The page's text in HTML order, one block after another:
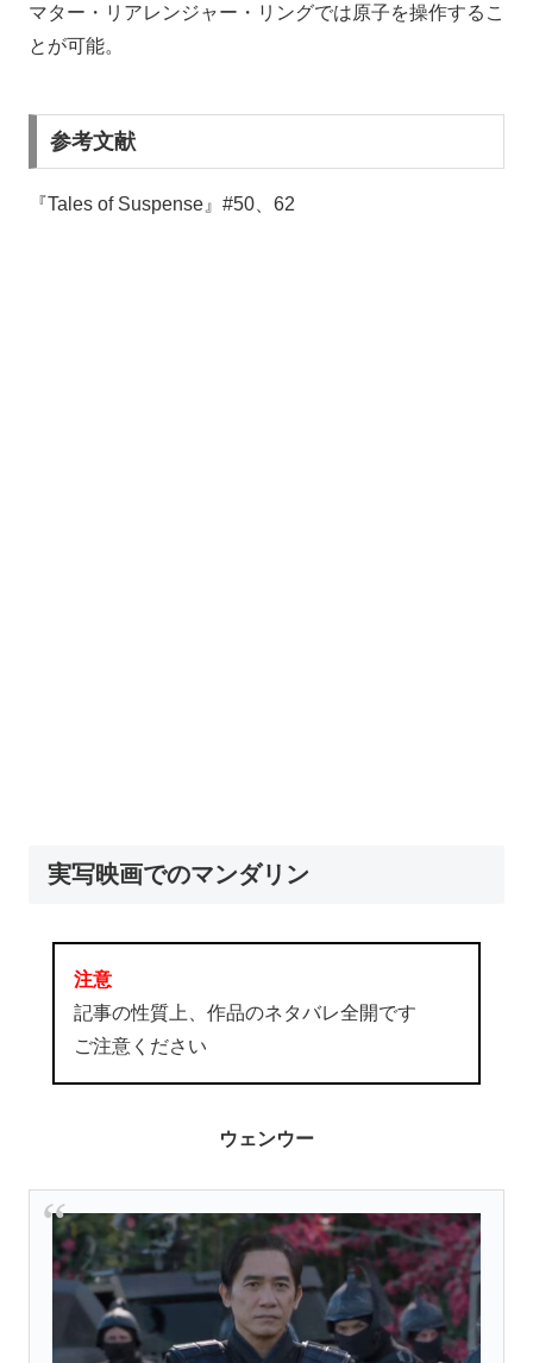
マター・リアレンジャー・リングでは原子を操作するこ
とが可能。
参考文献
『Tales of Suspense』#50、62
実写映画でのマンダリン
注意
記事の性質上、作品のネタバレ全開です
ご注意ください
ウェンウー